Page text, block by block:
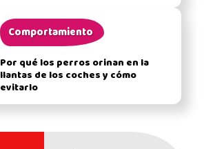
Comportamiento
Por qué los perros orinan en la
llantas de los coches y cómo
evitarlo